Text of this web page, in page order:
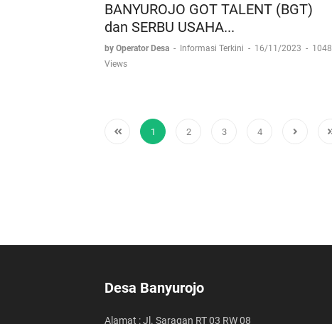
BANYUROJO GOT TALENT (BGT)
dan SERBU USAHA...
by Operator Desa - Informasi Terkini - 16/11/2023 - 1048
Views
1 2 3 4
Desa Banyurojo
Alamat : Jl. Saragan RT 03 RW 08